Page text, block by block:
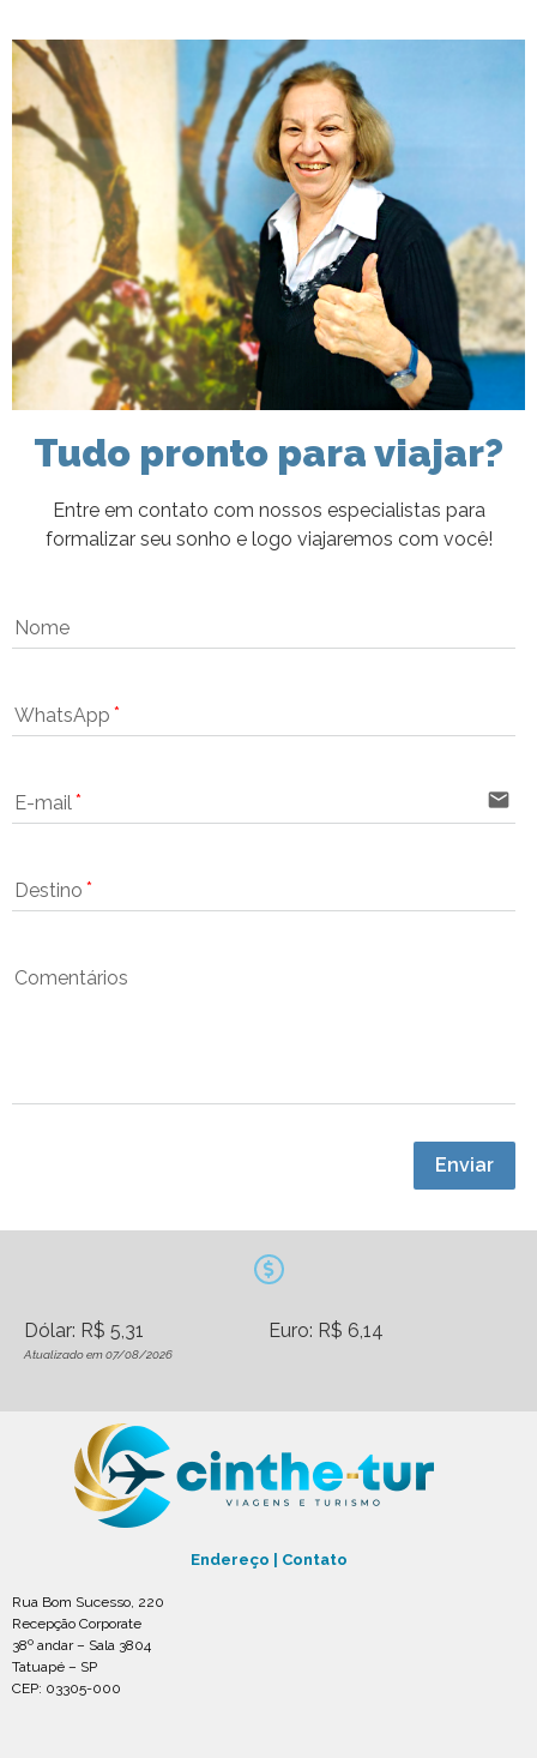
Tudo pronto para viajar?
Entre em contato com nossos especialistas para
formalizar seu sonho e logo viajaremos com você!
Nome
WhatsApp
E-mail email
Destino
Comentários
Enviar
Dólar: R$ 5,31 Euro: R$ 6,14
Atualizado em 07/08/2026
Endereço | Contato
Rua Bom Sucesso, 220
Recepção Corporate
38º andar – Sala 3804
Tatuapé – SP
CEP: 03305-000